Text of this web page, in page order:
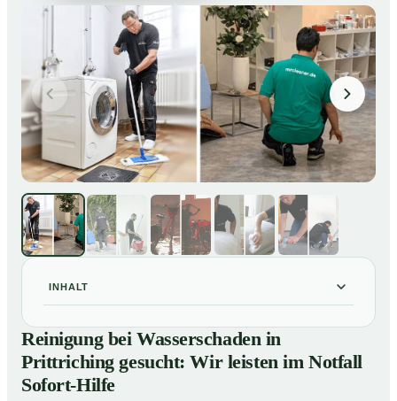
INHALT
01Reinigung bei Wasserschaden in Prittriching gesucht:
Wir leisten im Notfall Sofort-Hilfe
So läuft die Reinigung nach Wasserschaden in
Prittriching ab
Reinigung bei Wasserschaden in
Prittriching gesucht: Wir leisten im Notfall
Sofort-Hilfe